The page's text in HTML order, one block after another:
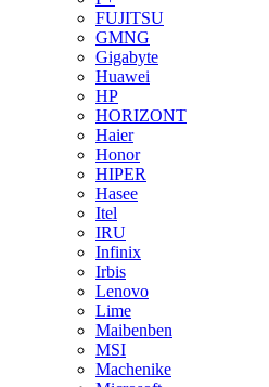
FUJITSU
GMNG
Gigabyte
Huawei
HP
HORIZONT
Haier
Honor
HIPER
Hasee
Itel
IRU
Infinix
Irbis
Lenovo
Lime
Maibenben
MSI
Machenike